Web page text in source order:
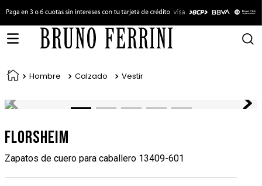
Hombre Calzado Vestir
Florsheim
Zapatos de cuero para caballero 13409-601